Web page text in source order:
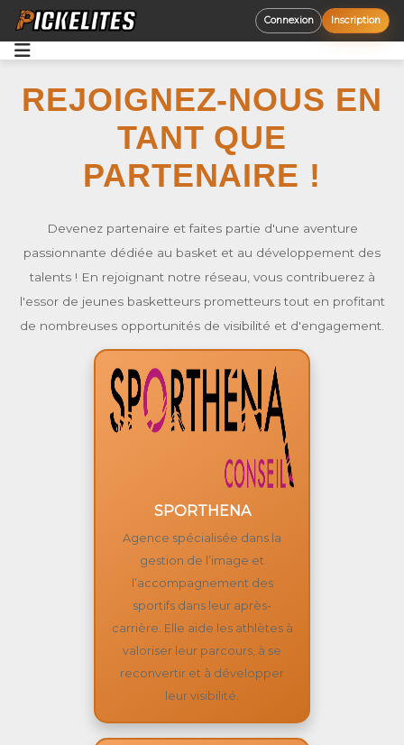
Connexion Inscription
Opportunités
REJOIGNEZ-NOUS EN
TANT QUE
PARTENAIRE !
Devenez partenaire et faites partie d'une aventure
passionnante dédiée au basket et au développement des
talents ! En rejoignant notre réseau, vous contribuerez à
l'essor de jeunes basketteurs prometteurs tout en profitant
de nombreuses opportunités de visibilité et d'engagement.
SPORTHENA
Agence spécialisée dans la
gestion de l’image et
l’accompagnement des
sportifs dans leur après-
carrière. Elle aide les athlètes à
valoriser leur parcours, à se
reconvertir et à développer
leur visibilité.